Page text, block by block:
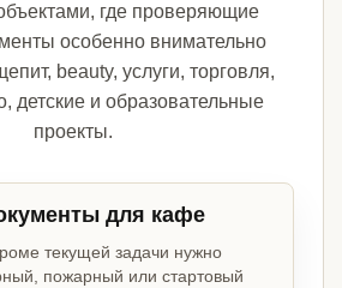
где проверяющие
особенно внимательно
beauty, услуги, торговля,
детские и образовательные
проекты.
для кафе
текущей задачи нужно
пожарный или стартовый